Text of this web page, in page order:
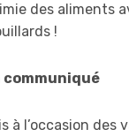
des aliments
!
communiqué
à l’occasion des